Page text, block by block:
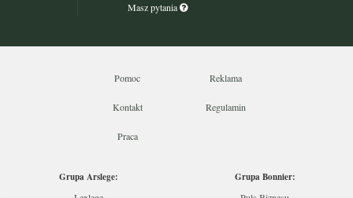
Masz pytania
Pomoc Reklama
Kontakt Regulamin
Praca
Grupa Arslege:
Grupa Bonnier: